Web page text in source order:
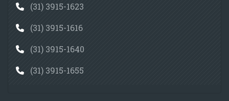
(31) 3915-1623
(31) 3915-1616
(31) 3915-1640
(31) 3915-1655